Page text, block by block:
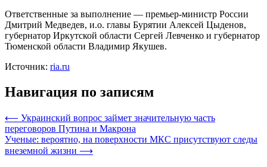
Ответственные за выполнение — премьер-министр России
Дмитрий Медведев, и.о. главы Бурятии Алексей Цыденов,
губернатор Иркутской области Сергей Левченко и губернатор
Тюменской области Владимир Якушев.
Источник: ria.ru
Навигация по записям
⟵ Украинский вопрос займет значительную часть
переговоров Путина и Макрона
Ученые: вероятно, на поверхности МКС присутствуют следы
внеземной жизни ⟶